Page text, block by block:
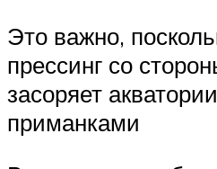
Это важно,
прессинг со
засоряет
приманками